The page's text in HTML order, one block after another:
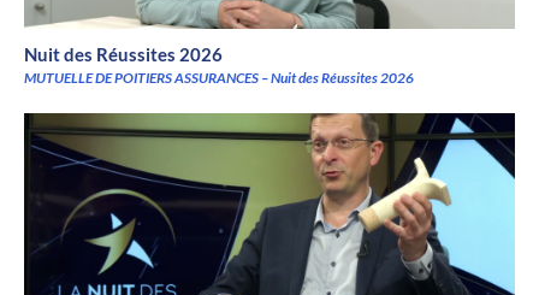
Nuit des Réussites 2026
MUTUELLE DE POITIERS ASSURANCES – Nuit des Réussites 2026